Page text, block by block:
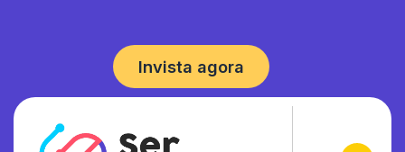
Invista agora